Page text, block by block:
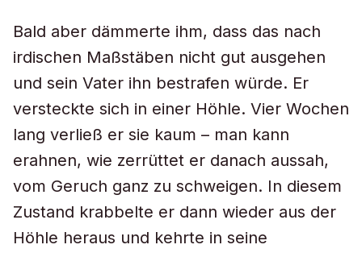
Bald aber dämmerte ihm, dass das nach
irdischen Maßstäben nicht gut ausgehen
und sein Vater ihn bestrafen würde. Er
versteckte sich in einer Höhle. Vier Wochen
lang verließ er sie kaum – man kann
erahnen, wie zerrüttet er danach aussah,
vom Geruch ganz zu schweigen. In diesem
Zustand krabbelte er dann wieder aus der
Höhle heraus und kehrte in seine